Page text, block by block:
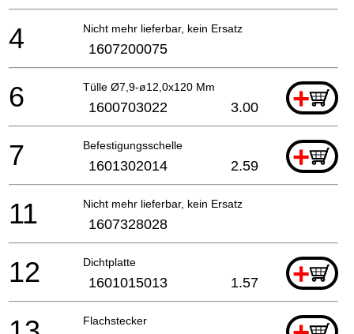
Nicht mehr lieferbar, kein Ersatz
4 1607200075
Tülle Ø7,9-ø12,0x120 Mm +
6 1600703022 3.00
Befestigungsschelle +
7 1601302014 2.59
Nicht mehr lieferbar, kein Ersatz
11 1607328028
Dichtplatte +
12 1601015013 1.57
Flachstecker